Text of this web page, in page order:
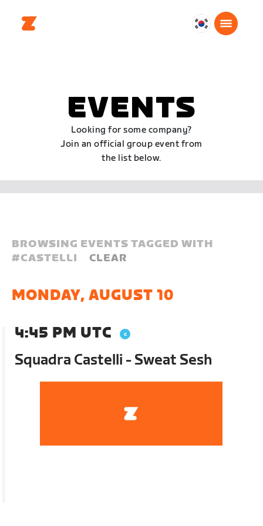
대
EVENTS
Looking for some company?
Join an official group event from
the list below.
BROWSING EVENTS TAGGED WITH
#CASTELLI CLEAR
MONDAY, AUGUST 10
4:45 PM UTC
Squadra Castelli - Sweat Sesh